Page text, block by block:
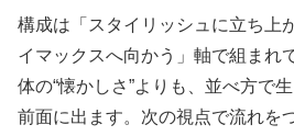
構成は「スタイリッシュに立ち上
イマックスへ向かう」軸で組まれ
体の“懐かしさ”よりも、並べ方で
前面に出ます。次の視点で流れを